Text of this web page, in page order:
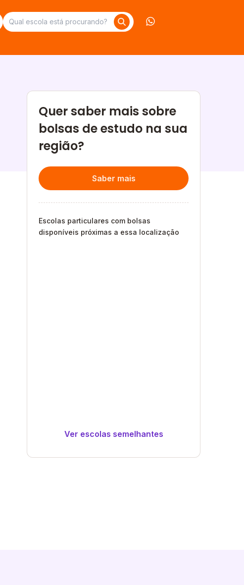
Quer saber mais sobre
bolsas de estudo na sua
região?
Saber mais
Escolas particulares com bolsas
disponíveis próximas a essa localização
Ver escolas semelhantes